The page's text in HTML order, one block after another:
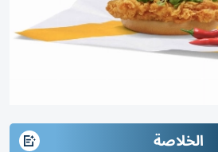
الخلاصة